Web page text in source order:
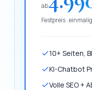
ab
Festpreis .
10+ Seiten,
KI-Chatbot
Volle SEO +